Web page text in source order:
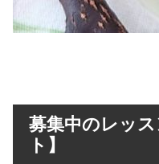
募集中のレッ
ト】